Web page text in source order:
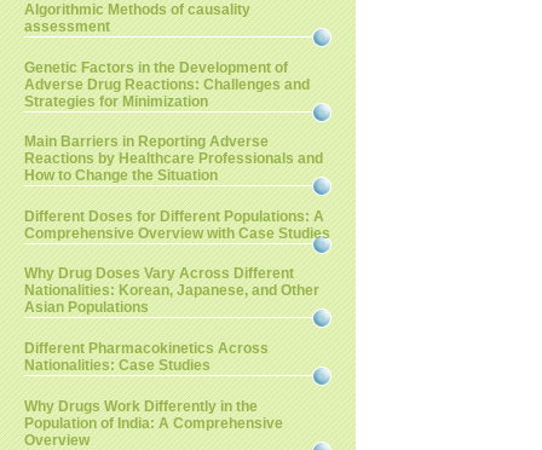
Algorithmic Methods of causality
assessment
Genetic Factors in the Development of
Adverse Drug Reactions: Challenges and
Strategies for Minimization
Main Barriers in Reporting Adverse
Reactions by Healthcare Professionals and
How to Change the Situation
Different Doses for Different Populations: A
Comprehensive Overview with Case Studies
Why Drug Doses Vary Across Different
Nationalities: Korean, Japanese, and Other
Asian Populations
Different Pharmacokinetics Across
Nationalities: Case Studies
Why Drugs Work Differently in the
Population of India: A Comprehensive
Overview